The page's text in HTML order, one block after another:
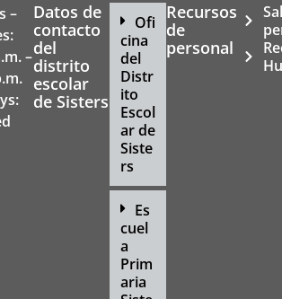
–
–
Datos de
contacto
del
distrito
escolar
de Sisters
Ofi
cina
del
Distr
ito
Escol
ar de
Siste
rs
Es
cuel
a
Prim
aria
Recursos
de
personal